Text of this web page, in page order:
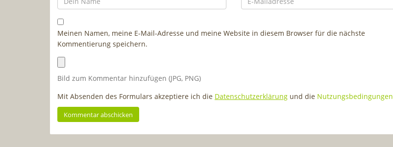
Meinen Namen, meine E-Mail-Adresse und meine Website in diesem Browser für die nächste
Kommentierung speichern.
Bild zum Kommentar hinzufügen (JPG, PNG)
Mit Absenden des Formulars akzeptiere ich die Datenschutzerklärung und die Nutzungsbedingungen